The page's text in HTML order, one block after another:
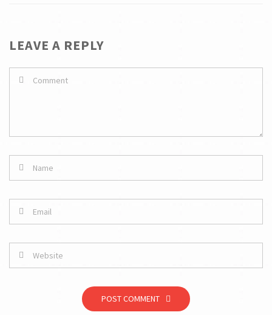
LEAVE A REPLY
POST COMMENT